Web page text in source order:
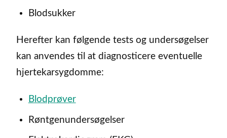
Blodsukker
Herefter kan følgende tests og undersøgelser
kan anvendes til at diagnosticere eventuelle
hjertekarsygdomme:
Blodprøver
Røntgenundersøgelser